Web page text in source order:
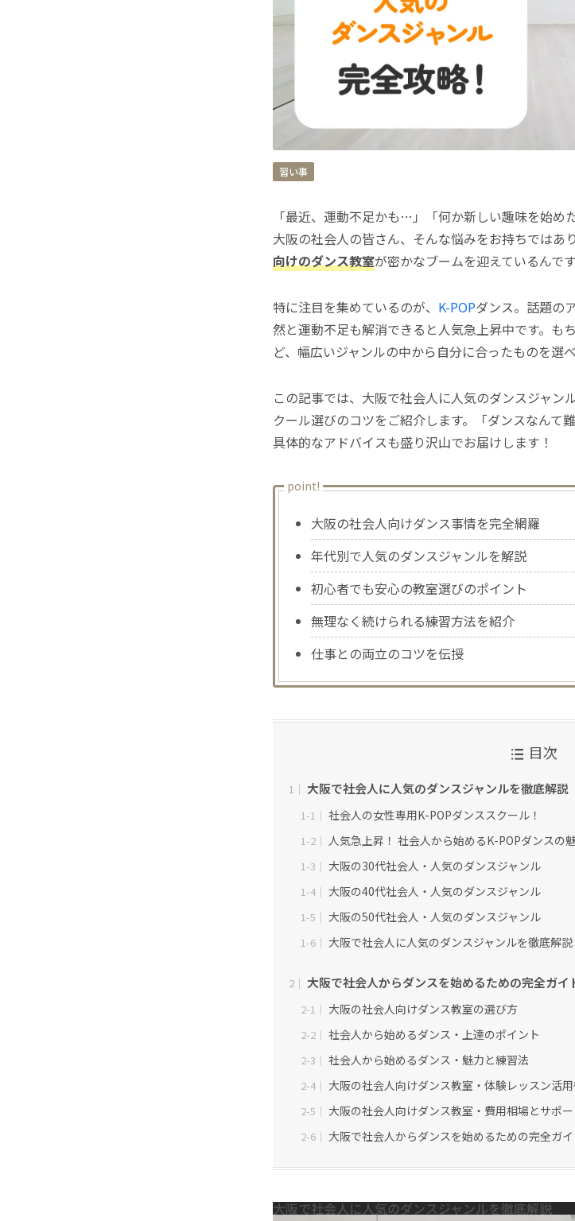
習い事
「最近、運動不足かも…」「何か新しい趣味を始
大阪の社会人の皆さん、そんな悩みをお持ちではあ
向けのダンス教室が密かなブームを迎えているんです
特に注目を集めているのが、 K-POPダンス。話題の
然と運動不足も解消できると人気急上昇中です。も
ど、幅広いジャンルの中から自分に合ったものを選
この記事では、大阪で社会人に人気のダンスジャン
クール選びのコツをご紹介します。「ダンスなんて
具体的なアドバイスも盛り沢山でお届けします！
point!
大阪の社会人向けダンス事情を完全網羅
年代別で人気のダンスジャンルを解説
初心者でも安心の教室選びのポイント
無理なく続けられる練習方法を紹介
仕事との両立のコツを伝授
目次
1｜ 大阪で社会人に人気のダンスジャンルを徹底解説
1-1｜ 社会人の女性専用K-POPダンススクール！
1-2｜ 人気急上昇！ 社会人から始めるK-POPダンスの
1-3｜ 大阪の30代社会人・人気のダンスジャンル
1-4｜ 大阪の40代社会人・人気のダンスジャンル
1-5｜ 大阪の50代社会人・人気のダンスジャンル
1-6｜ 大阪で社会人に人気のダンスジャンルを徹底解説
2｜ 大阪で社会人からダンスを始めるための完全ガイ
2-1｜ 大阪の社会人向けダンス教室の選び方
2-2｜ 社会人から始めるダンス・上達のポイント
2-3｜ 社会人から始めるダンス・魅力と練習法
2-4｜ 大阪の社会人向けダンス教室・体験レッスン活
2-5｜ 大阪の社会人向けダンス教室・費用相場とサポ
2-6｜ 大阪で社会人からダンスを始めるための完全ガ
大阪で社会人に人気のダンスジャンルを徹底解説